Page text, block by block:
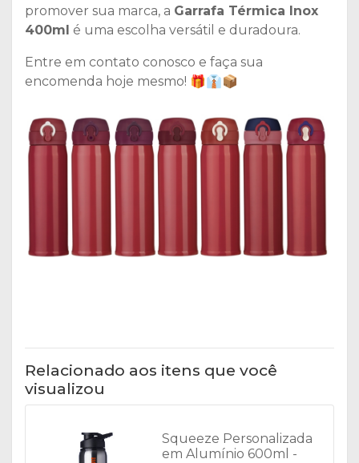
promover sua marca, a Garrafa Térmica Inox
400ml é uma escolha versátil e duradoura.
Entre em contato conosco e faça sua
encomenda hoje mesmo! 🎁👔📦
Relacionado aos itens que você
visualizou
Squeeze Personalizada
em Alumínio 600ml -